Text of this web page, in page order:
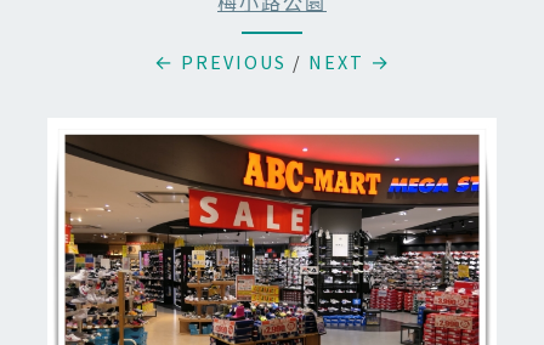
← PREVIOUS / NEXT →